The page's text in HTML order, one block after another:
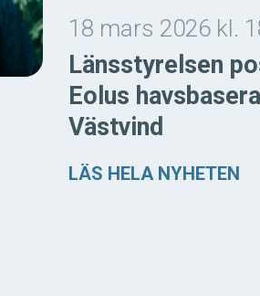
18 mars 2026 kl.
Länsstyrelsen
Eolus
Västvind
LÄS HELA NYHETEN